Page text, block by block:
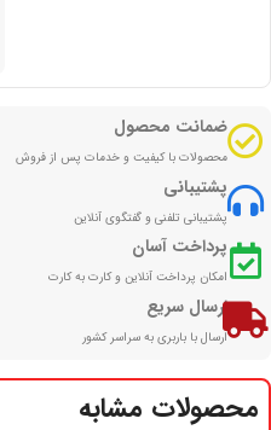
ضمانت محصول
محصولات با کیفیت و خدمات پس از فروش
پشتیبانی
پشتیبانی تلفنی و گفتگوی آنلاین
پرداخت آسان
امکان پرداخت آنلاین و کارت به کارت
ارسال سریع
ارسال با باربری به سراسر کشور
محصولات مشابه